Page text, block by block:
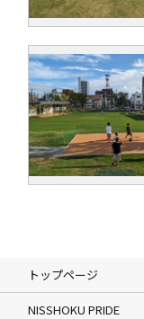
トップページ
NISSHOKU PRIDE